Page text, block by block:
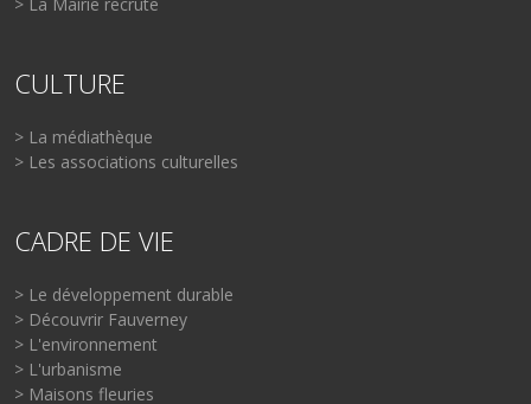
CULTURE
> La médiathèque
> Les associations culturelles
CADRE DE VIE
> Le développement durable
> Découvrir Fauverney
> L'environnement
> L'urbanisme
> Maisons fleuries